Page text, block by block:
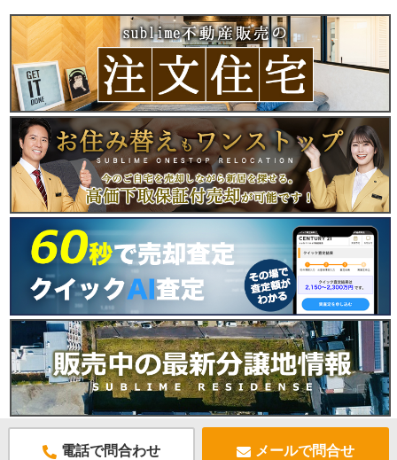
電話で問合わせ メールで問合せ